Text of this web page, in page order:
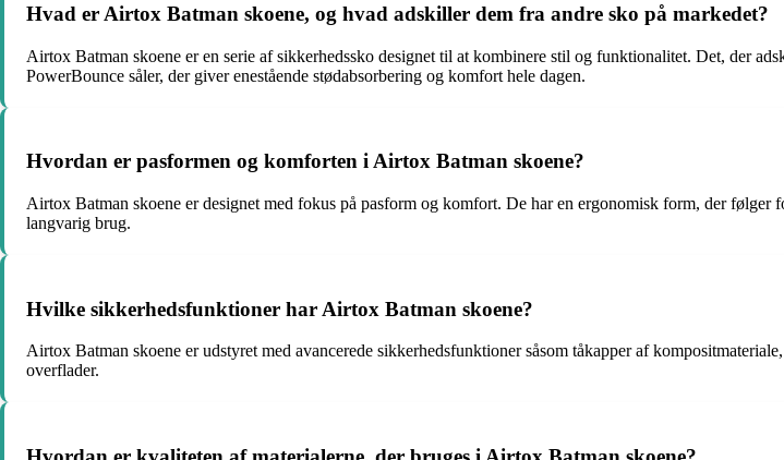
Hvad er Airtox Batman skoene, og hvad adskiller dem fra andre sko på markedet?
Airtox Batman skoene er en serie af sikkerhedssko designet til at kombinere stil og funktionalitet. Det, der
PowerBounce såler, der giver enestående stødabsorbering og komfort hele dagen.
Hvordan er pasformen og komforten i Airtox Batman skoene?
Airtox Batman skoene er designet med fokus på pasform og komfort. De har en ergonomisk form, der
langvarig brug.
Hvilke sikkerhedsfunktioner har Airtox Batman skoene?
Airtox Batman skoene er udstyret med avancerede sikkerhedsfunktioner såsom tåkapper af
overflader.